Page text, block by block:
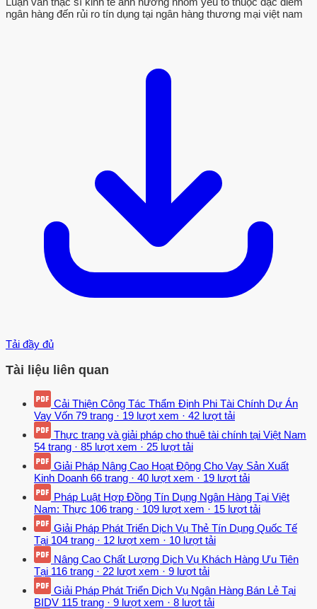
ngân hàng đến rủi ro tín dụng tại ngân hàng thương mại việt nam
Tải đầy đủ
Tài liệu liên quan
Cải Thiện Công Tác Thẩm Định Phi Tài Chính Dự Án
Vay Vốn 79 trang · 19 lượt xem · 42 lượt tải
Thực trạng và giải pháp cho thuê tài chính tại Việt Nam
54 trang · 85 lượt xem · 25 lượt tải
Giải Pháp Nâng Cao Hoạt Động Cho Vay Sản Xuất
Kinh Doanh 66 trang · 40 lượt xem · 19 lượt tải
Pháp Luật Hợp Đồng Tín Dụng Ngân Hàng Tại Việt
Nam: Thực 106 trang · 109 lượt xem · 15 lượt tải
Giải Pháp Phát Triển Dịch Vụ Thẻ Tín Dụng Quốc Tế
Tại 104 trang · 12 lượt xem · 10 lượt tải
Nâng Cao Chất Lượng Dịch Vụ Khách Hàng Ưu Tiên
Tại 116 trang · 22 lượt xem · 9 lượt tải
Giải Pháp Phát Triển Dịch Vụ Ngân Hàng Bán Lẻ Tại
BIDV 115 trang · 9 lượt xem · 8 lượt tải